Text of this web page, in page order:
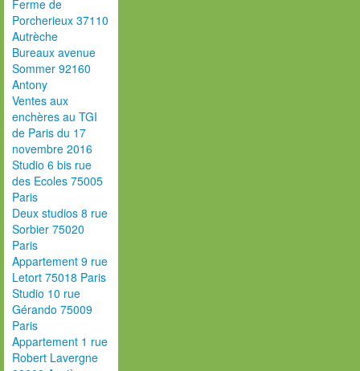
Ferme de
Porcherieux 37110
Autrèche
Bureaux avenue
Sommer 92160
Antony
Ventes aux
enchères au TGI
de Paris du 17
novembre 2016
Studio 6 bis rue
des Ecoles 75005
Paris
Deux studios 8 rue
Sorbier 75020
Paris
Appartement 9 rue
Letort 75018 Paris
Studio 10 rue
Gérando 75009
Paris
Appartement 1 rue
Robert Lavergne